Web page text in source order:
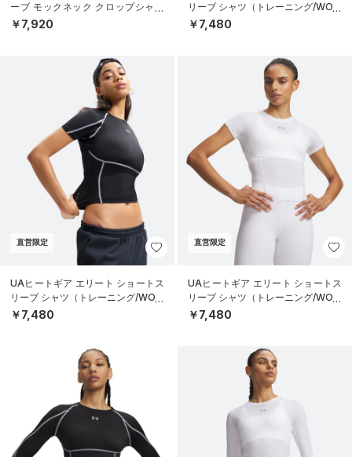
ーブ モックネック クロップシャツ
（トレーニング/WOMEN）
￥7,920
リーブ シャツ（トレーニング/WOM
EN）
￥7,480
直営限定
UAヒートギア エリート ショートス
リーブ シャツ（トレーニング/WOM
EN）
￥7,480
直営限定
UAヒートギア エリート ショートス
リーブ シャツ（トレーニング/WOM
EN）
￥7,480